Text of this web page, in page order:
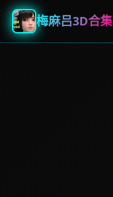
梅麻吕3D合集